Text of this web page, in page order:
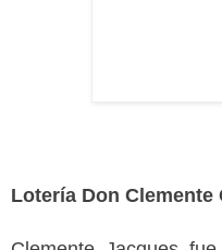
Lotería Don Clemente